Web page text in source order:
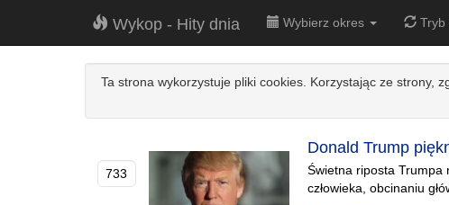
Wykop - Hity dnia Wybierz okres Tryb
Ta strona wykorzystuje pliki cookies. Korzystając ze strony,
733
Donald Trump
Świetna riposta Trumpa
człowieka, obcinaniu